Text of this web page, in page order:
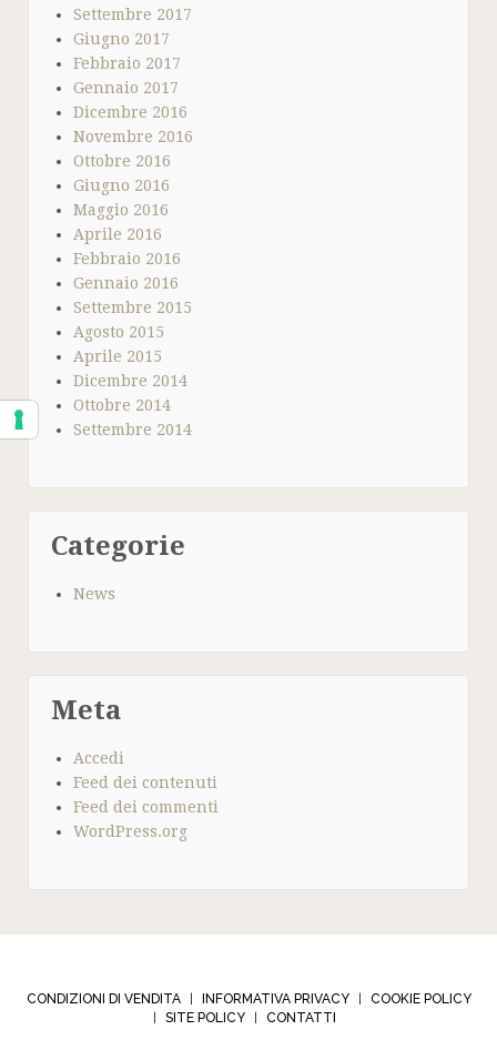
Settembre 2017
Giugno 2017
Febbraio 2017
Gennaio 2017
Dicembre 2016
Novembre 2016
Ottobre 2016
Giugno 2016
Maggio 2016
Aprile 2016
Febbraio 2016
Gennaio 2016
Settembre 2015
Agosto 2015
Aprile 2015
Dicembre 2014
Ottobre 2014
Settembre 2014
Categorie
News
Meta
Accedi
Feed dei contenuti
Feed dei commenti
WordPress.org
CONDIZIONI DI VENDITA INFORMATIVA PRIVACY COOKIE POLICY
SITE POLICY CONTATTI